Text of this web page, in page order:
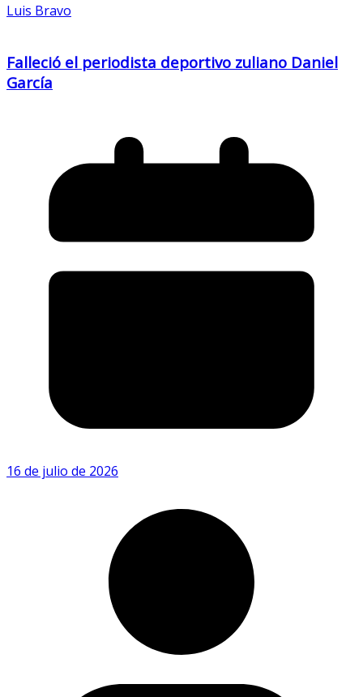
Luis Bravo
Falleció el periodista deportivo zuliano Daniel
García
16 de julio de 2026